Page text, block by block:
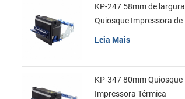
KP-247 58mm de largura
Quiosque Impressora de
recibos
Leia Mais
KP-347 80mm Quiosque
Impressora Térmica